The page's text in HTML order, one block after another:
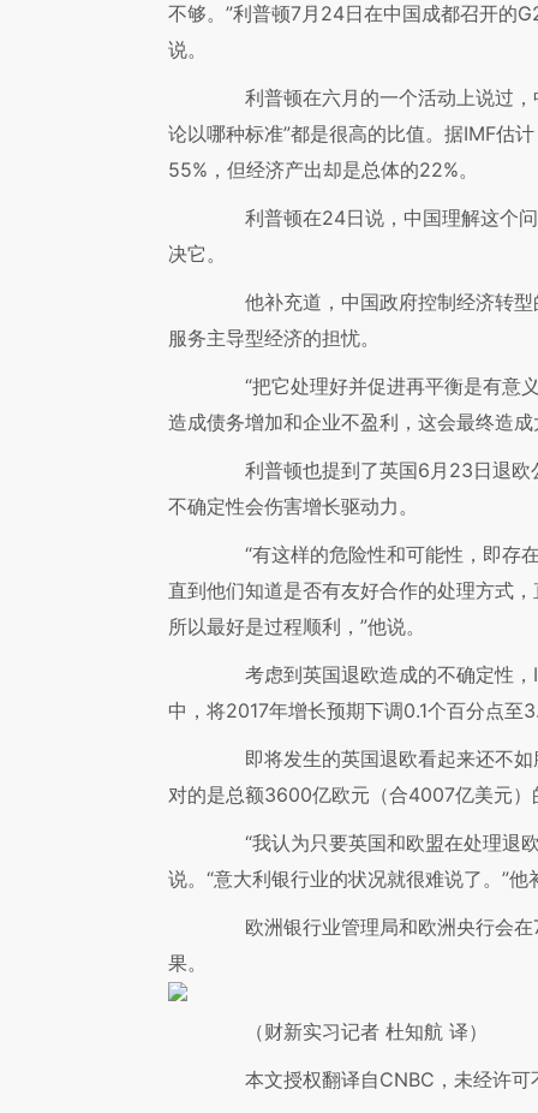
不够。”利普顿7月24日在中国成都召开的
说。
利普顿在六月的一个活动上说过，
论以哪种标准”都是很高的比值。据IMF估
55%，但经济产出却是总体的22%。
利普顿在24日说，中国理解这个问
决它。
他补充道，中国政府控制经济转型
服务主导型经济的担忧。
“把它处理好并促进再平衡是有意
造成债务增加和企业不盈利，这会最终造成
利普顿也提到了英国6月23日退欧
不确定性会伤害增长驱动力。
“有这样的危险性和可能性，即存
直到他们知道是否有友好合作的处理方式
所以最好是过程顺利，”他说。
考虑到英国退欧造成的不确定性，
中，将2017年增长预期下调0.1个百分点至
即将发生的英国退欧看起来还不如
对的是总额3600亿欧元（合4007亿美元）
“我认为只要英国和欧盟在处理退欧
说。“意大利银行业的状况就很难说了。”他
欧洲银行业管理局和欧洲央行会在
果。
（财新实习记者 杜知航 译）
本文授权翻译自CNBC，未经许可